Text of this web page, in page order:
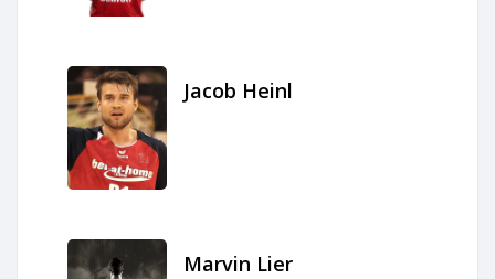
Jacob Heinl
Marvin Lier